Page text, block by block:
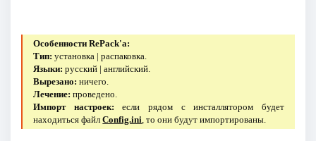
Особенности RePack'a:
Тип: установка | распаковка.
Языки: русский | английский.
Вырезано: ничего.
Лечение: проведено.
Импорт настроек: если рядом с инсталлятором будет
находиться файлConfig.ini , то они будут импортированы.